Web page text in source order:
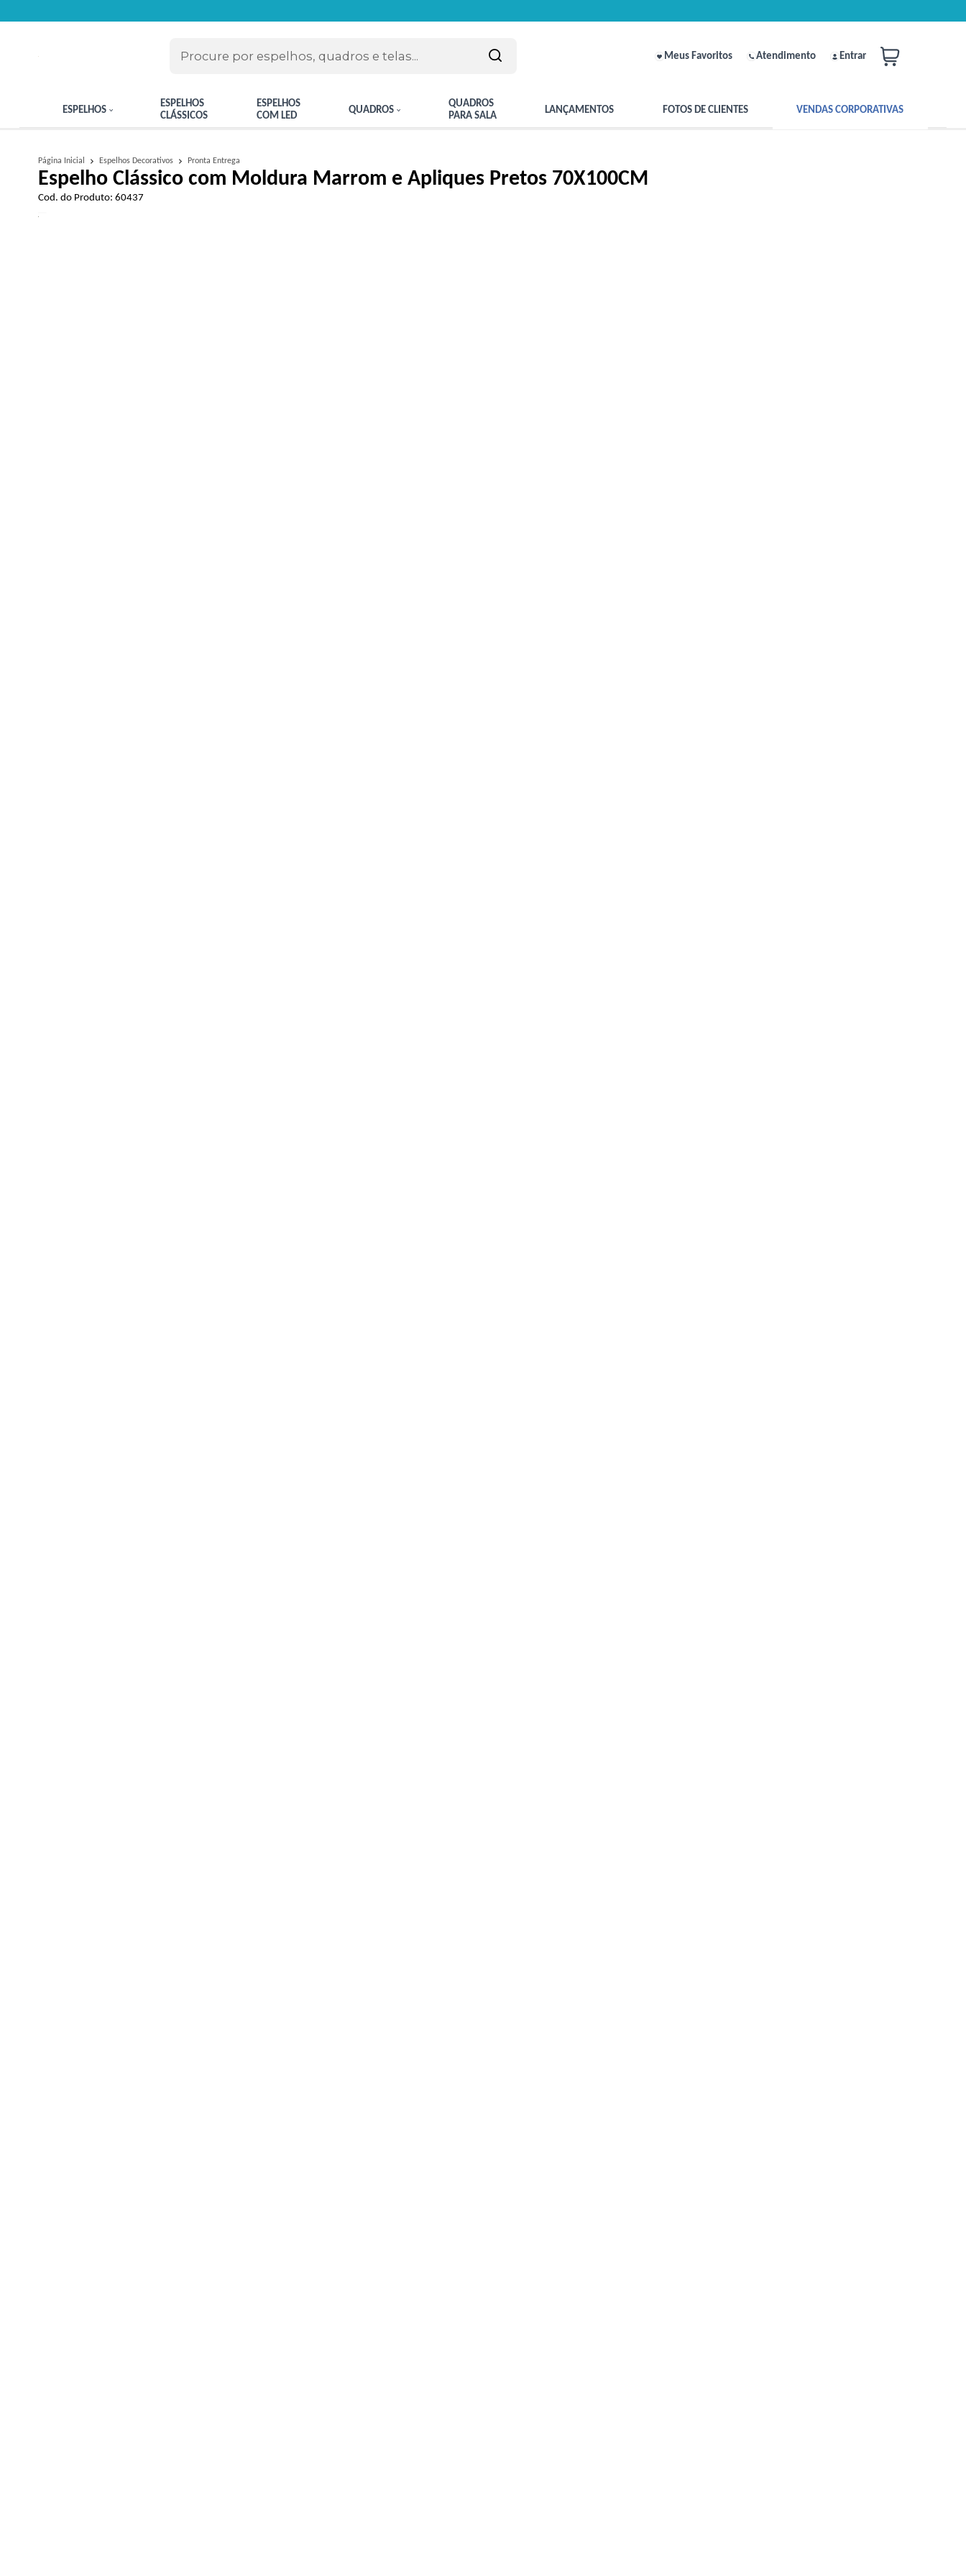
Meus Favoritos Atendimento Entrar
ESPELHOS
ESPELHOS
CLÁSSICOS
ESPELHOS
COM LED
QUADROS
QUADROS
PARA SALA
LANÇAMENTOS FOTOS DE CLIENTES VENDAS CORPORATIVAS
Página Inicial Espelhos Decorativos Pronta Entrega
Espelho Clássico com Moldura Marrom e Apliques Pretos 70X100CM
Cod. do Produto: 60437